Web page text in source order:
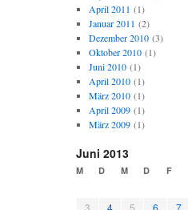
April 2011 (1)
Januar 2011 (2)
Dezember 2010(3)
Oktober 2010(1)
Juni 2010(1)
April 2010(1)
März 2010(1)
April 2009(1)
März 2009(1)
Juni 2013
M D M D F
3
4 5 6 7